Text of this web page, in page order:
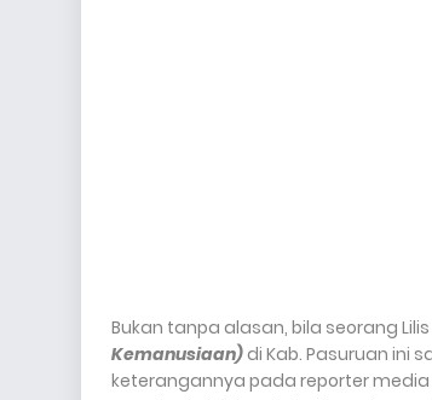
Bukan tanpa alasan, bila seorang
Kemanusiaan)di Kab. Pasuruan ini
keterangannya pada reporter